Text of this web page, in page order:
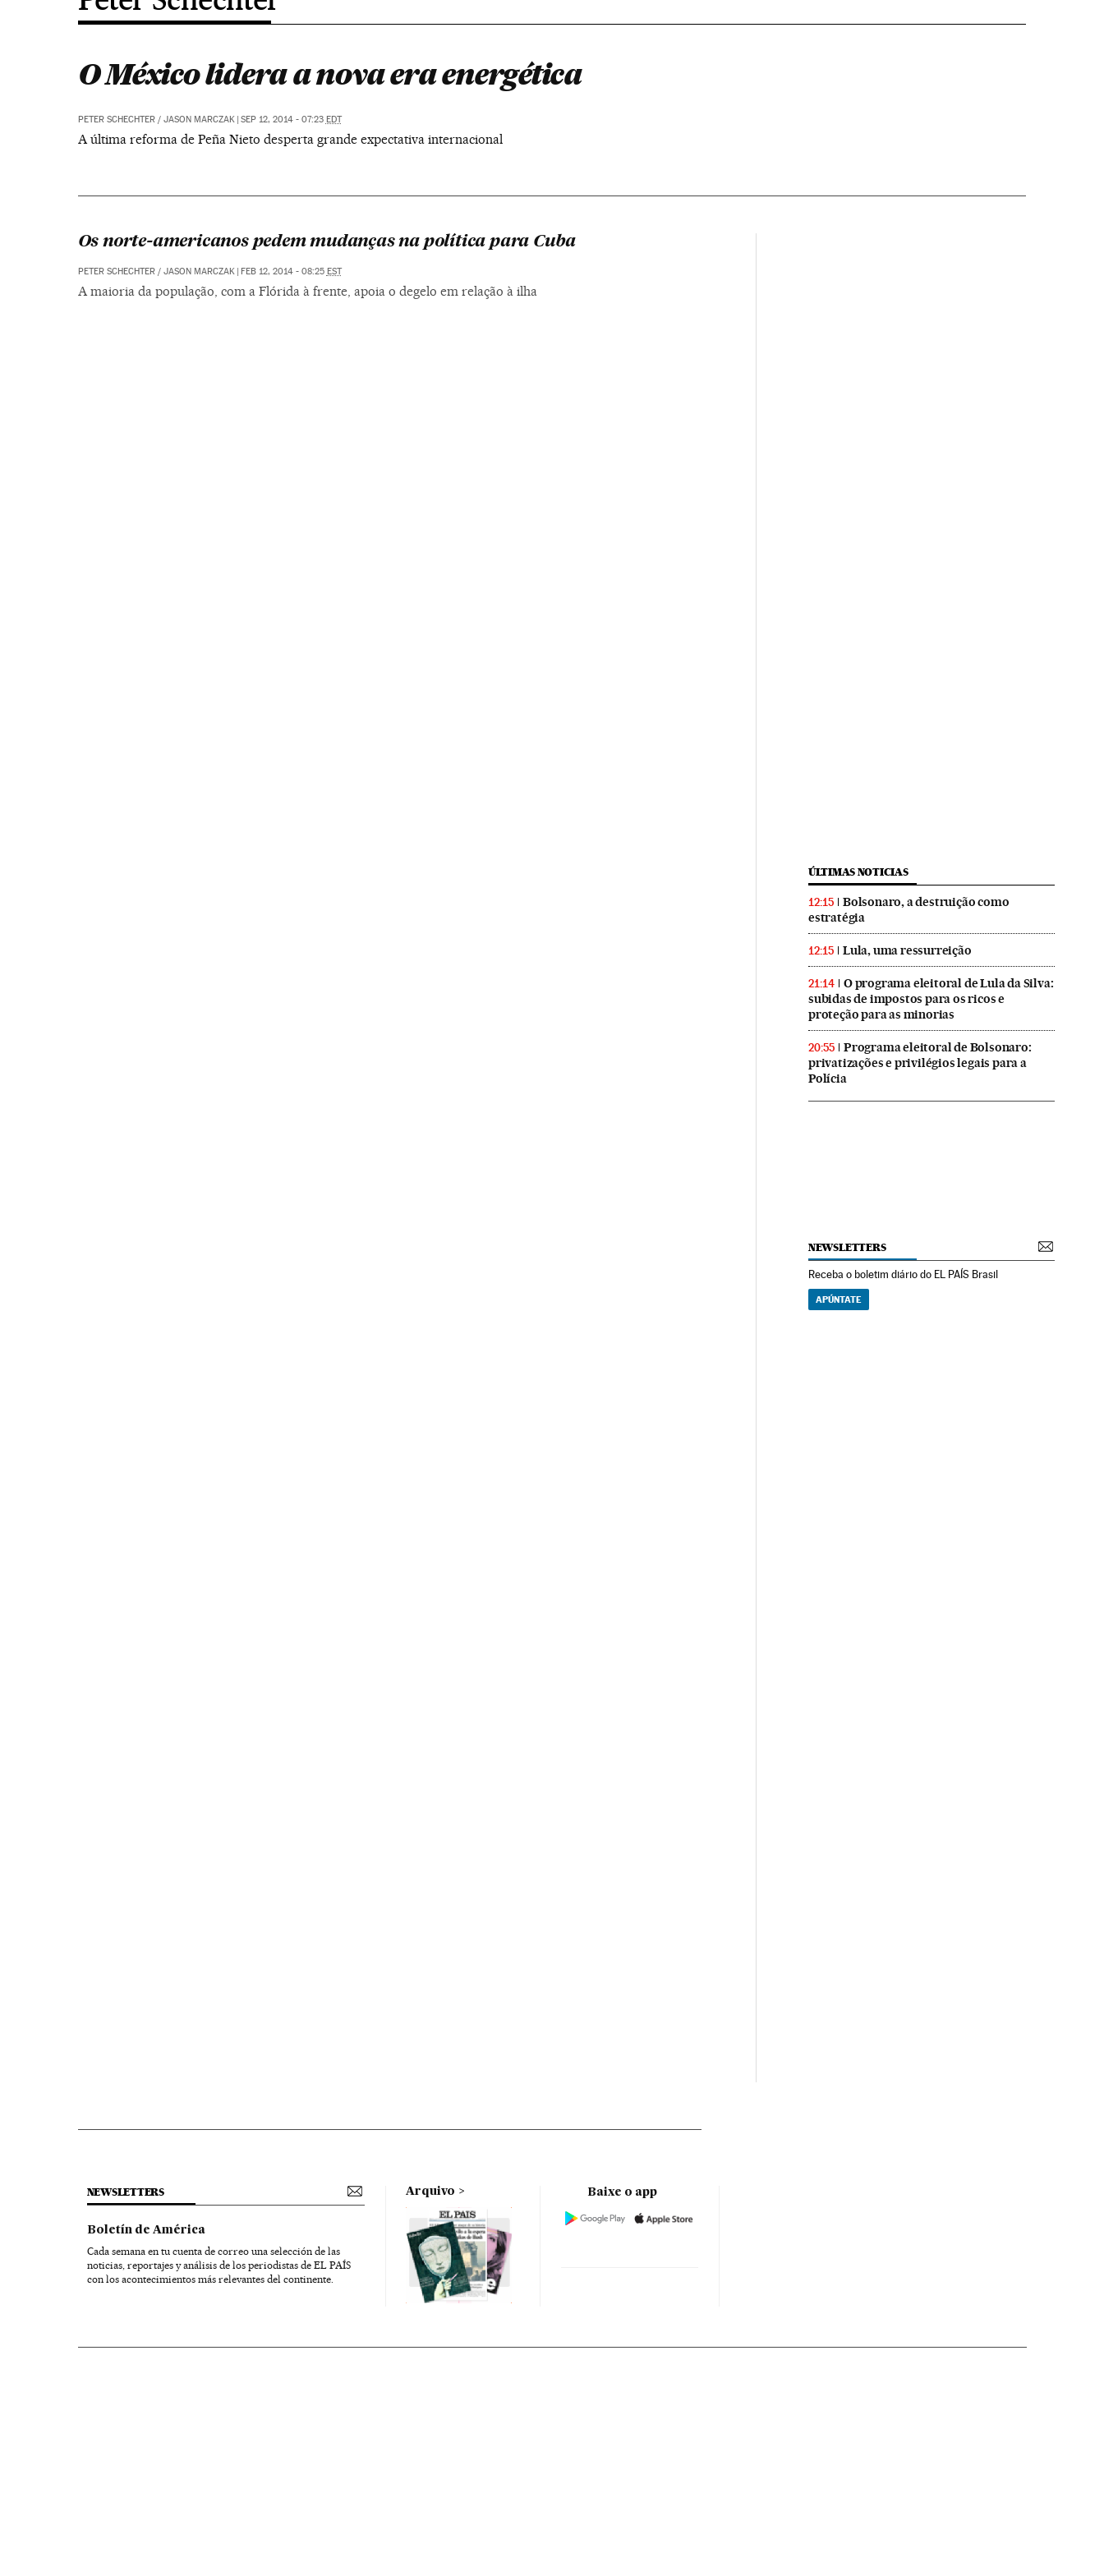
O México lidera a nova era energética
PETER SCHECHTER/ JASON MARCZAK | SEP 12, 2014 - 07:23 EDT
A última reforma de Peña Nieto desperta grande expectativa internacional
Os norte-americanos pedem mudanças na política para Cuba
PETER SCHECHTER/ JASON MARCZAK | FEB 12, 2014 - 08:25 EST
A maioria da população, com a Flórida à frente, apoia o degelo em relação à ilha
ÚLTIMAS NOTICIAS
12:15
Bolsonaro, a destruição como
estratégia
12:15 Lula, uma ressurreição
21:14
O programa eleitoral de Lula da Silva:
subidas de impostos para os ricos e
proteção para as minorias
20:55
Programa eleitoral de Bolsonaro:
privatizações e privilégios legais para a
Polícia
NEWSLETTERS
Receba o boletim diário do EL PAÍS Brasil
APÚNTATE
NEWSLETTERS
Boletín de América
Cada semana en tu cuenta de correo una selección de las
noticias, reportajes y análisis de los periodistas de EL PAÍS
con los acontecimientos más relevantes del continente.
Arquivo Baixe o app